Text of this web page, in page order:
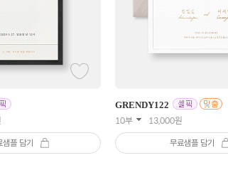
샘플 담기
GRENDY122
10부 13,000원
무료샘플 담기